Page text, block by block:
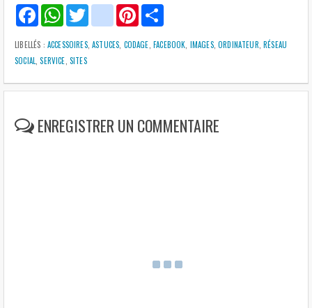
F
a
c
e
b
o
k
W
h
a
t
s
A
p
T
t
t
g
m
a
i
P
i
n
t
s
r
LIBELLÉS : ACCESSOIRES,ASTUCES CODAGE ,FACEBOOK IMAGES,ORDINATEUR ,RÉSEAU
SOCIAL ,SERVICE SITES
ENREGISTRER UN COMMENTAIRE